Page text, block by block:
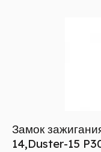
Замок
14,Duster-15